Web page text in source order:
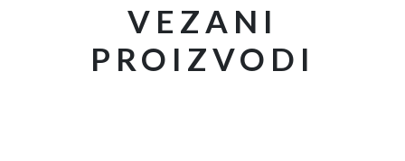
VEZANI
PROIZVODI